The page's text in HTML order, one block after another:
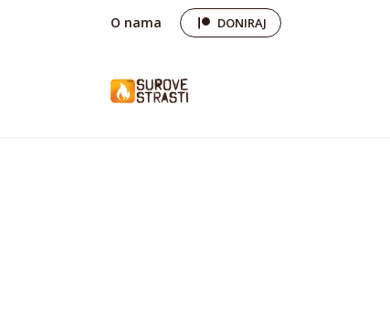
O nama DONIRAJ